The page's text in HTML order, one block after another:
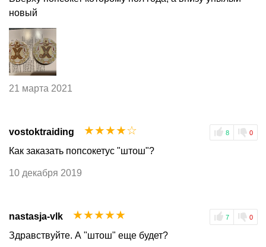
новый
21 марта 2021
vostoktraiding 8 0
☆
☆
☆
☆
☆
Как заказать попсокетус "штош"?
10 декабря 2019
nastasja-vlk 7 0
☆
☆
☆
☆
☆
Здравствуйте. А "штош" еще будет?